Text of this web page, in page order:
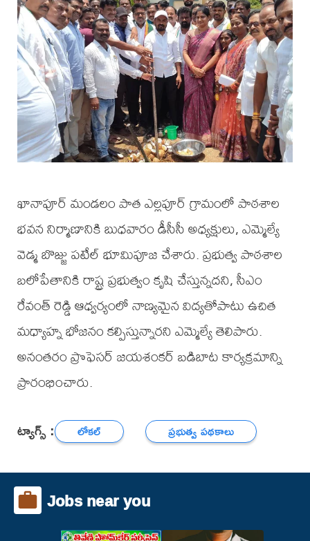
ఖానాపూర్ మండలం పాత ఎల్లపూర్ గ్రామంలో పాఠశాల
భవన నిర్మాణానికి బుధవారం డీసీసీ అధ్యక్షులు, ఎమ్మెల్యే
వెడ్మ బొజ్జు పటేల్ భూమిపూజ చేశారు. ప్రభుత్వ పాఠశాల
బలోపేతానికి రాష్ట్ర ప్రభుత్వం కృషి చేస్తున్నదని, సీఎం
రేవంత్ రెడ్డి ఆధ్వర్యంలో నాణ్యమైన విద్యతోపాటు ఉచిత
మధ్యాహ్న భోజనం కల్పిస్తున్నారని ఎమ్మెల్యే తెలిపారు.
అనంతరం ప్రొఫెసర్ జయశంకర్ బడిబాట కార్యక్రమాన్ని
ప్రారంభించారు.
ట్యాగ్స్ : లోకల్ ప్రభుత్వ పథకాలు
Jobs near you